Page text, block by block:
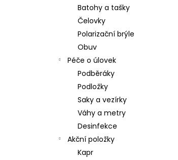
Batohy a tašky
Čelovky
Polarizační brýle
Obuv
Péče o úlovek
Podběráky
Podložky
Saky a vezírky
Váhy a metry
Desinfekce
Akční položky
Kapr